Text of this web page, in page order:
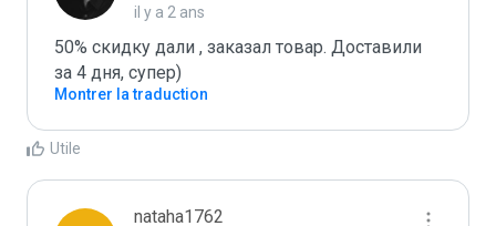
il y a 2 ans
50% скидку дали , заказал товар. Доставили
за 4 дня, супер)
Montrer la traduction
Utile
nataha1762